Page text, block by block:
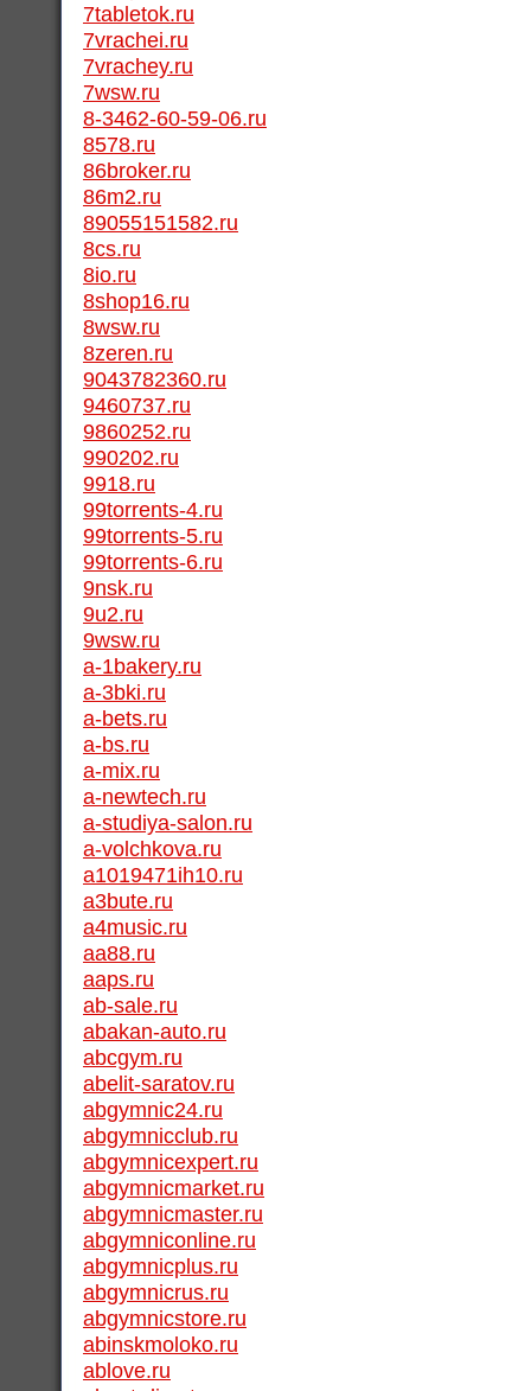
7tabletok.ru
7vrachei.ru
7vrachey.ru
7wsw.ru
8-3462-60-59-06.ru
8578.ru
86broker.ru
86m2.ru
89055151582.ru
8cs.ru
8io.ru
8shop16.ru
8wsw.ru
8zeren.ru
9043782360.ru
9460737.ru
9860252.ru
990202.ru
9918.ru
99torrents-4.ru
99torrents-5.ru
99torrents-6.ru
9nsk.ru
9u2.ru
9wsw.ru
a-1bakery.ru
a-3bki.ru
a-bets.ru
a-bs.ru
a-mix.ru
a-newtech.ru
a-studiya-salon.ru
a-volchkova.ru
a1019471ih10.ru
a3bute.ru
a4music.ru
aa88.ru
aaps.ru
ab-sale.ru
abakan-auto.ru
abcgym.ru
abelit-saratov.ru
abgymnic24.ru
abgymnicclub.ru
abgymnicexpert.ru
abgymnicmarket.ru
abgymnicmaster.ru
abgymniconline.ru
abgymnicplus.ru
abgymnicrus.ru
abgymnicstore.ru
abinskmoloko.ru
ablove.ru